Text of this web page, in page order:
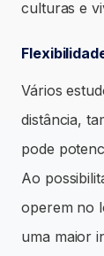
culturas e
Vários
distância,
pode
Ao
operem no
uma maior